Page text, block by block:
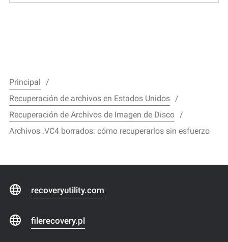
Principal
Recuperación de archivos en Estados Unidos
Recuperación de Archivos de Imagen de Disco
Archivos .VC4 borrados: cómo recuperarlos sin esfuerzo
recoveryutility.com
filerecovery.pl